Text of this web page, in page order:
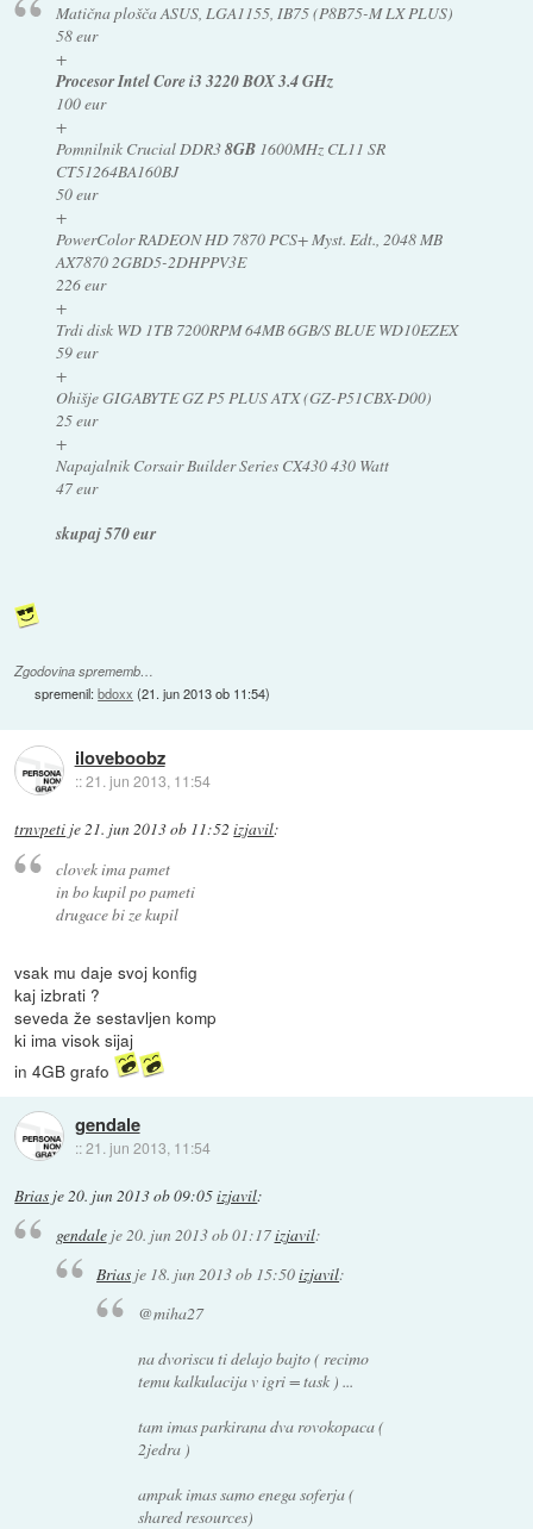
Matična plošča ASUS, LGA1155, IB75 (P8B75-M LX PLUS)
58 eur
+
Procesor Intel Core i3 3220 BOX 3.4 GHz
100 eur
+
Pomnilnik Crucial DDR38GB1600MHz CL11 SR
CT51264BA160BJ
50 eur
+
PowerColor RADEON HD 7870 PCS+ Myst. Edt., 2048 MB
AX7870 2GBD5-2DHPPV3E
226 eur
+
Trdi disk WD 1TB 7200RPM 64MB 6GB/S BLUE WD10EZEX
59 eur
+
Ohišje GIGABYTE GZ P5 PLUS ATX (GZ-P51CBX-D00)
25 eur
+
Napajalnik Corsair Builder Series CX430 430 Watt
47 eur
skupaj 570 eur
Zgodovina sprememb…
spremenil:bdoxx (21. jun 2013 ob 11:54)
iloveboobz
::21. jun 2013, 11:54
trnvpeti je21. jun 2013 ob 11:52 izjavil:
clovek ima pamet
in bo kupil po pameti
drugace bi ze kupil
vsak mu daje svoj konfig
kaj izbrati ?
seveda že sestavljen komp
ki ima visok sijaj
in 4GB grafo
gendale
::21. jun 2013, 11:54
Brias je 20. jun 2013 ob 09:05izjavil:
gendaleje20. jun 2013 ob 01:17izjavil:
Brias je 18. jun 2013 ob 15:50izjavil:
@miha27
na dvoriscu ti delajo bajto ( recimo
temu kalkulacija v igri = task ) ...
tam imas parkirana dva rovokopaca (
2jedra )
ampak imas samo enega soferja (
shared resources)